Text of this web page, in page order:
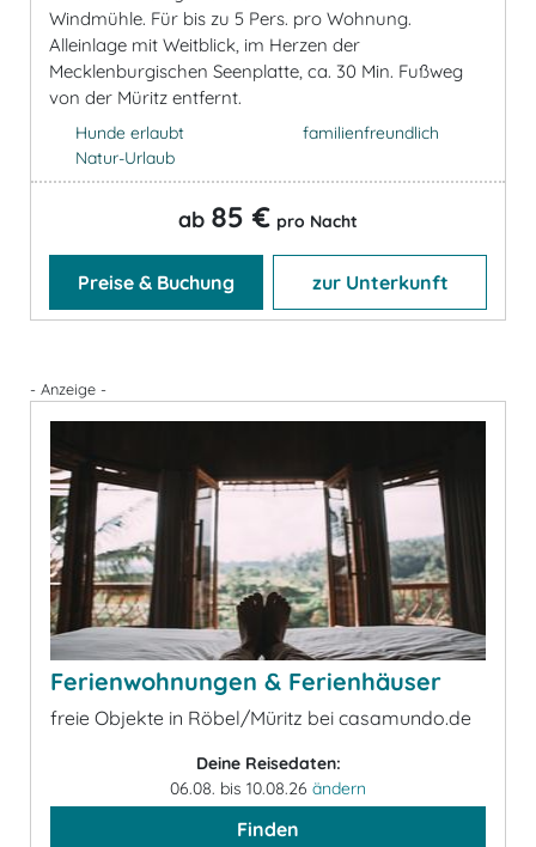
Windmühle. Für bis zu 5 Pers. pro Wohnung.
Alleinlage mit Weitblick, im Herzen der
Mecklenburgischen Seenplatte, ca. 30 Min. Fußweg
von der Müritz entfernt.
Hunde erlaubt
Natur-Urlaub
familienfreundlich
ab 85 € pro Nacht
Preise & Buchung zur Unterkunft
- Anzeige -
Ferienwohnungen & Ferienhäuser
freie Objekte in Röbel/Müritz bei casamundo.de
Deine Reisedaten:
06.08. bis 10.08.26 ändern
Finden